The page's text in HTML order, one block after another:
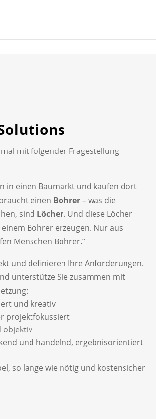
mit folgender Fragestellung
in einen Baumarkt und kaufen dort
einen Bohrer– was die
sind Löcher. Und diese Löcher
Bohrer erzeugen. Nur aus
Menschen Bohrer.“
und definieren Ihre Anforderungen.
unterstütze Sie zusammen mit
und kreativ
projektfokussiert
objektiv
und handelnd, ergebnisorientiert
so lange wie nötig und kostensicher